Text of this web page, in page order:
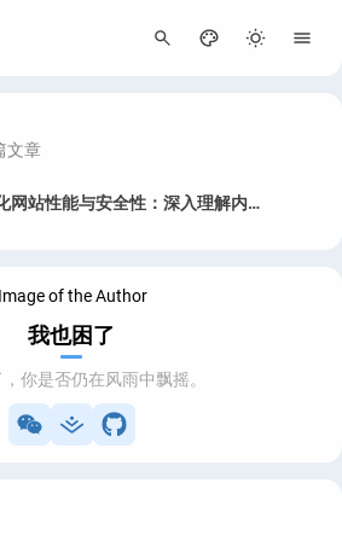
我也困了
你是否仍在风雨中飘摇。
文章
优化网站性能与安全性：深入理解内容分发网络（CDN）